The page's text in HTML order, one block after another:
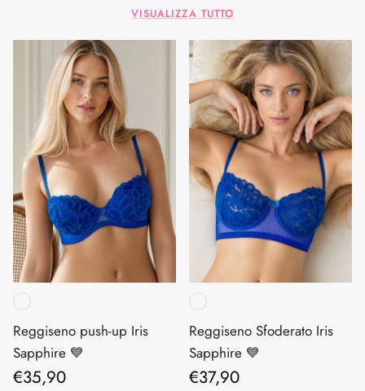
VISUALIZZA TUTTO
Reggiseno push-up Iris
Sapphire 💙
Prezzo normale
€35,90
Reggiseno Sfoderato Iris
Sapphire 💙
Prezzo normale
€37,90